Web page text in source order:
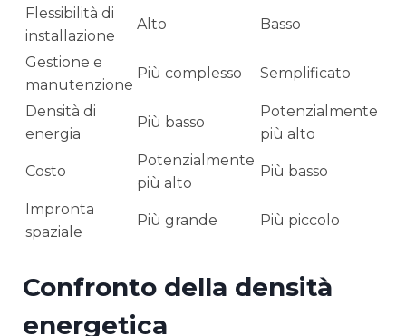
Flessibilità di
installazione
Alto Basso
Gestione e
manutenzione
Più complesso Semplificato
Densità di
energia
Più basso
Potenzialmente
più alto
Costo
Potenzialmente
più alto
Più basso
Impronta
spaziale
Più grande Più piccolo
Confronto della densità
energetica